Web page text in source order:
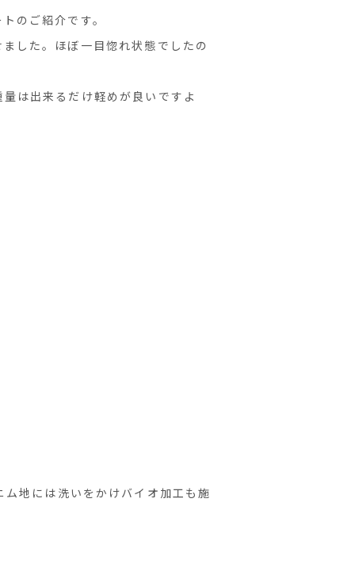
のご紹介です。
した。ほぼ一目惚れ状態でしたの
は出来るだけ軽めが良いですよ
ム地には洗いをかけバイオ加工も施